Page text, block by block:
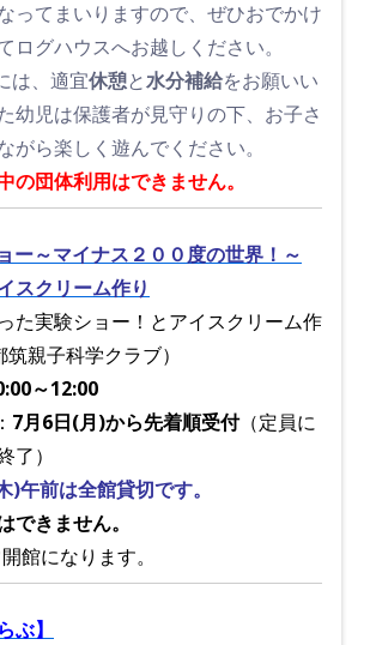
ってまいりますので、ぜひおでかけ
ログハウスへお越しください。
は、適宜休憩と水分補給をお願いい
幼児は保護者が見守りの下、お子さ
がら楽しく遊んでください。
の団体利用はできません。
ー～マイナス２００度の世界！～
スクリーム作り
た実験ショー！とアイスクリーム作
親子科学クラブ）
～12:00
7月6日(月)から先着順受付（定員に
了）
午前は全館貸切です。
きません。
館になります。
ぶ】